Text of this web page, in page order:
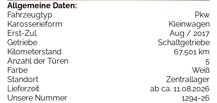
Allgemeine Daten:
Fahrzeugtyp
Pkw
Karosserieform
Kleinwagen
Erst-Zul.
Aug / 2017
Getriebe
Schaltgetriebe
Kilometerstand
67.501 km
Anzahl der Türen
5
Farbe
Weiß
Standort
Zentrallager
Lieferzeit
ab ca. 11.08.2026
Unsere Nummer
1294-26